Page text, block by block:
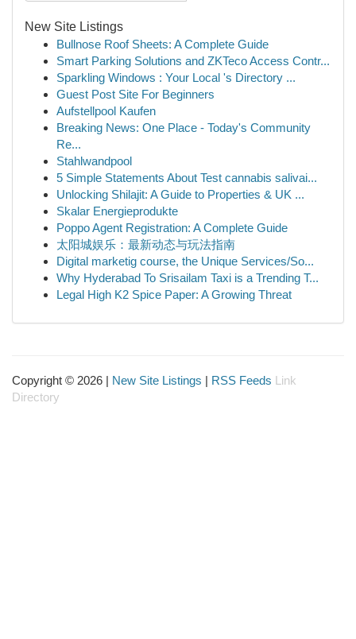
New Site Listings
Bullnose Roof Sheets: A Complete Guide
Smart Parking Solutions and ZKTeco Access Contr...
Sparkling Windows : Your Local 's Directory ...
Guest Post Site For Beginners
Aufstellpool Kaufen
Breaking News: One Place - Today's Community
Re...
Stahlwandpool
5 Simple Statements About Test cannabis salivai...
Unlocking Shilajit: A Guide to Properties & UK ...
Skalar Energieprodukte
Poppo Agent Registration: A Complete Guide
太阳城娱乐：最新动态与玩法指南
Digital marketig course, the Unique Services/So...
Why Hyderabad To Srisailam Taxi is a Trending T...
Legal High K2 Spice Paper: A Growing Threat
Copyright © 2026 | New Site Listings | RSS Feeds Link
Directory